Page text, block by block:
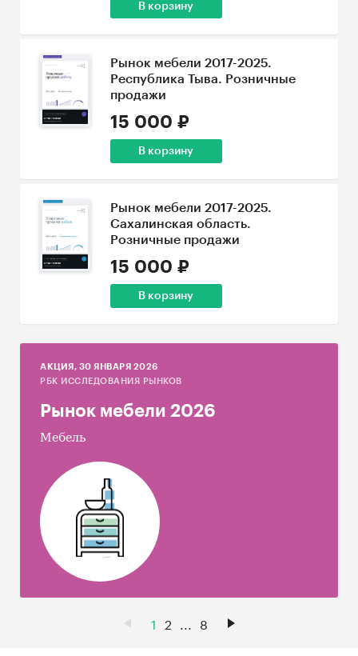
В корзину
Рынок мебели 2017-2025.
Республика Тыва. Розничные
продажи
15 000 ₽
В корзину
Рынок мебели 2017-2025.
Сахалинская область.
Розничные продажи
15 000 ₽
В корзину
AКЦИЯ, 30 ЯНВАРЯ 2026
РБК ИССЛЕДОВАНИЯ РЫНКОВ
Рынок мебели 2026
Мебель
1 2 ... 8